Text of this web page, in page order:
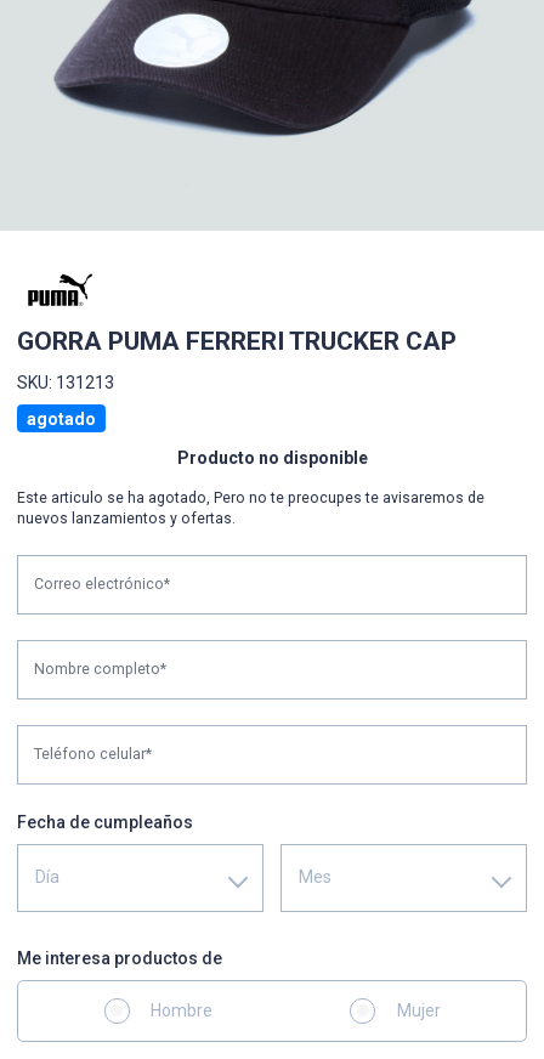
GORRA PUMA FERRERI TRUCKER CAP
SKU: 131213
agotado
Producto no disponible
Este articulo se ha agotado, Pero no te preocupes te avisaremos de
nuevos lanzamientos y ofertas.
Correo electrónico*
Nombre completo*
Teléfono celular*
Fecha de cumpleaños
Día Mes
Me interesa productos de
Hombre Mujer